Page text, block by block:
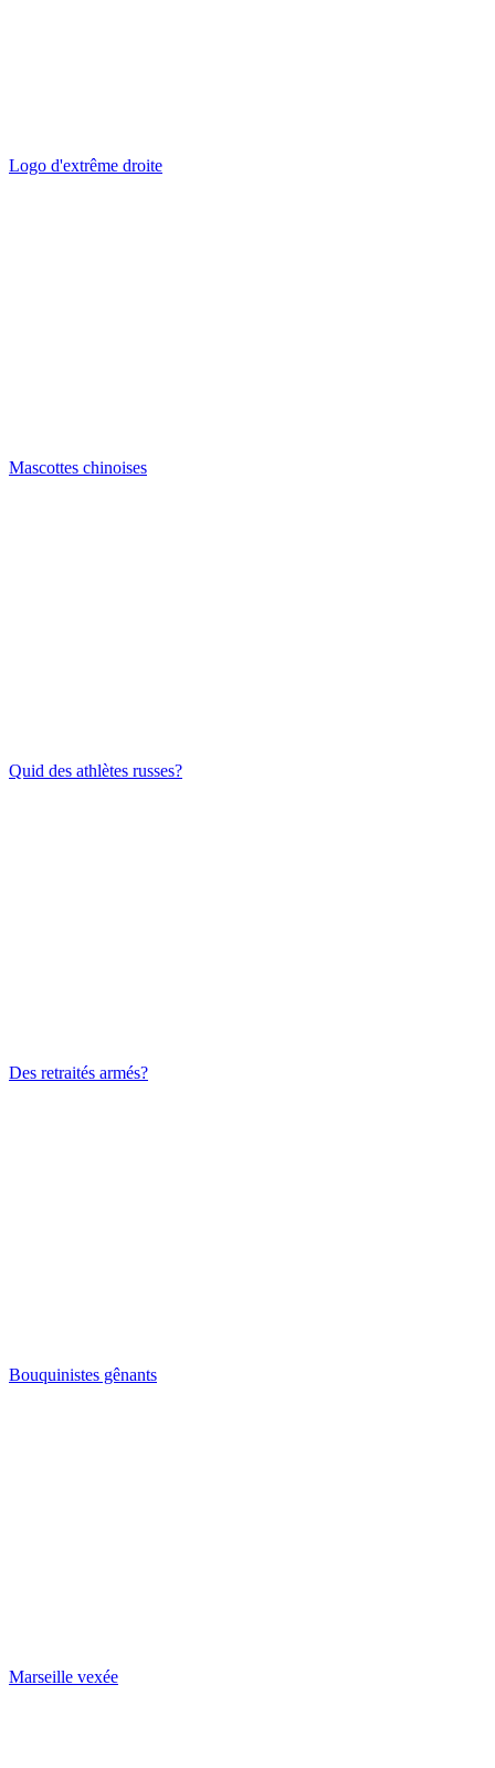
Logo d'extrême droite
Mascottes chinoises
Quid des athlètes russes?
Des retraités armés?
Bouquinistes gênants
Marseille vexée